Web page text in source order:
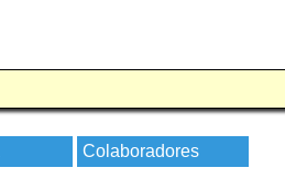
Colaboradores